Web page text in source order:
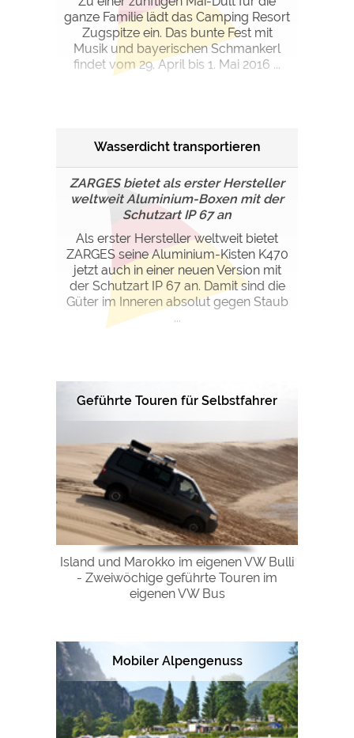
ganze Familie lädt das Camping Resort
Zugspitze ein. Das bunte Fest mit
Musik und bayerischen Schmankerl
findet vom 29. April bis 1. Mai 2016 ...
Wasserdicht transportieren
ZARGES bietet als erster Hersteller
weltweit Aluminium-Boxen mit der
Schutzart IP 67 an
Als erster Hersteller weltweit bietet
ZARGES seine Aluminium-Kisten K470
jetzt auch in einer neuen Version mit
der Schutzart IP 67 an. Damit sind die
Güter im Inneren absolut gegen Staub
...
Geführte Touren für Selbstfahrer
Island und Marokko im eigenen VW Bulli
- Zweiwöchige geführte Touren im
eigenen VW Bus
Mobiler Alpengenuss